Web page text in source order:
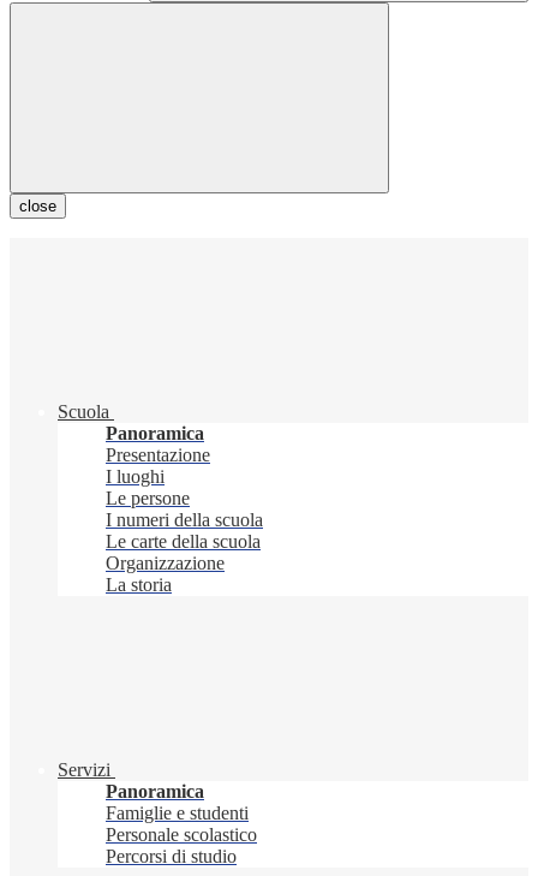
close
Scuola
Panoramica
Presentazione
I luoghi
Le persone
I numeri della scuola
Le carte della scuola
Organizzazione
La storia
Servizi
Panoramica
Famiglie e studenti
Personale scolastico
Percorsi di studio